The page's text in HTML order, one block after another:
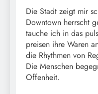
Die Stadt zeigt mir
Downtown herrscht
tauche ich in das
preisen ihre Waren
die Rhythmen von
Die Menschen
Offenheit.